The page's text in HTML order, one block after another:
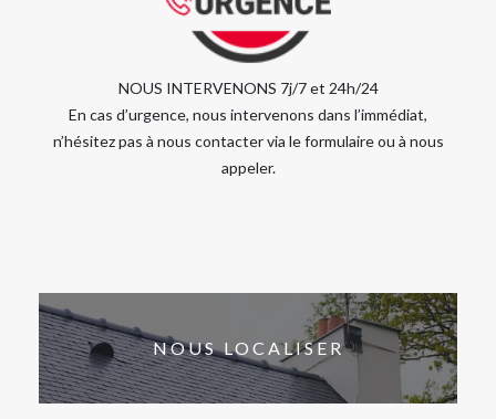
NOUS INTERVENONS 7j/7 et 24h/24
En cas d’urgence, nous intervenons dans l’immédiat,
n’hésitez pas à nous contacter via le formulaire ou à nous
appeler.
NOUS LOCALISER